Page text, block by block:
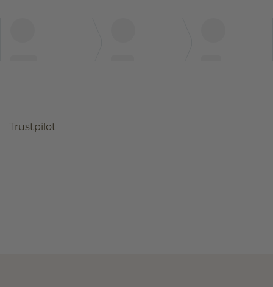
Trustpilot